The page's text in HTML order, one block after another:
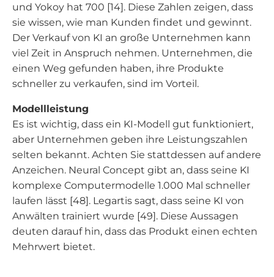
und Yokoy hat 700 [14]. Diese Zahlen zeigen, dass
sie wissen, wie man Kunden findet und gewinnt.
Der Verkauf von KI an große Unternehmen kann
viel Zeit in Anspruch nehmen. Unternehmen, die
einen Weg gefunden haben, ihre Produkte
schneller zu verkaufen, sind im Vorteil.
Modellleistung
Es ist wichtig, dass ein KI-Modell gut funktioniert,
aber Unternehmen geben ihre Leistungszahlen
selten bekannt. Achten Sie stattdessen auf andere
Anzeichen. Neural Concept gibt an, dass seine KI
komplexe Computermodelle 1.000 Mal schneller
laufen lässt [48]. Legartis sagt, dass seine KI von
Anwälten trainiert wurde [49]. Diese Aussagen
deuten darauf hin, dass das Produkt einen echten
Mehrwert bietet.